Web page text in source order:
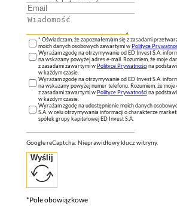
* Oświadczam, że zapoznałem/am się z zasadami
moich danych osobowych zawartymi wPolityce
Wyrażam zgodę na otrzymywanie od ED Invest S.A.
na wskazany powyżej adres e-mail. Rozumiem, że moje
z zasadami zawartymi wPolityce Prywatnościna
w każdym czasie.
Wyrażam zgodę na otrzymywanie od ED Invest S.A.
na wskazany powyżej numer telefonu. Rozumiem, że
z zasadami zawartymi wPolityce Prywatnościna
w każdym czasie.
Wyrażam zgodę na udostępnienie moich danych
S.A. w celu otrzymywania informacji o charakterze
spółek grupy kapitałowej ED Invest S.A.
Google reCaptcha: Nieprawidłowy klucz witryny.
Wyślij
*Pole obowiązkowe